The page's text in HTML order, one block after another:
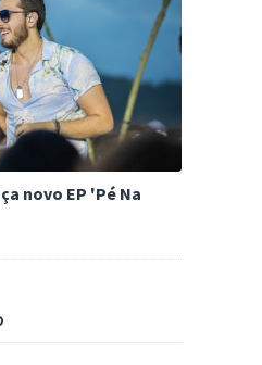
novo EP 'Pé Na